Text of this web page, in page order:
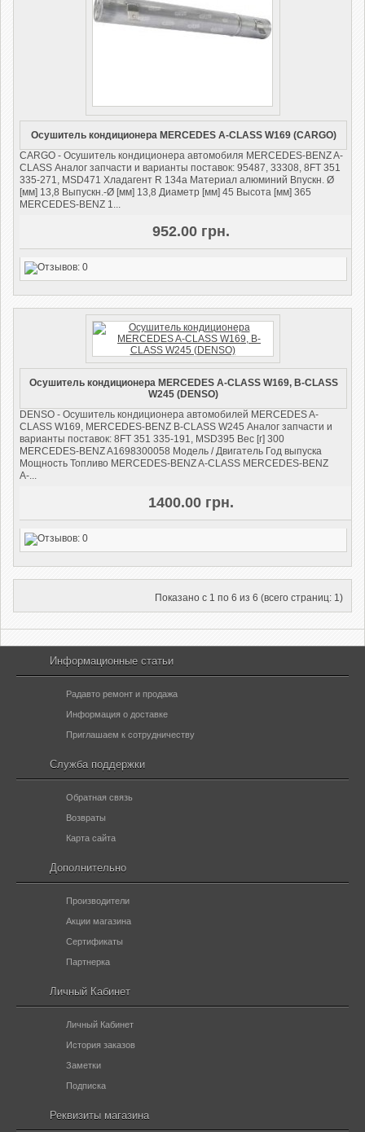
Осушитель кондиционера MERCEDES A-CLASS W169 (CARGO)
CARGO - Осушитель кондиционера автомобиля MERCEDES-BENZ A-
CLASS Аналог запчасти и варианты поставок: 95487, 33308, 8FT 351
335-271, MSD471 Хладагент R 134a Материал алюминий Впускн. Ø
[мм] 13,8 Выпускн.-Ø [мм] 13,8 Диаметр [мм] 45 Высота [мм] 365
MERCEDES-BENZ 1...
952.00 грн.
Осушитель кондиционера MERCEDES A-CLASS W169, B-CLASS
W245 (DENSO)
DENSO - Осушитель кондиционера автомобилей MERCEDES A-
CLASS W169, MERCEDES-BENZ B-CLASS W245 Аналог запчасти и
варианты поставок: 8FT 351 335-191, MSD395 Вес [г] 300
MERCEDES-BENZ A1698300058 Модель / Двигатель Год выпуска
Мощность Топливо MERCEDES-BENZ A-CLASS MERCEDES-BENZ
A-...
1400.00 грн.
Показано с 1 по 6 из 6 (всего страниц: 1)
Информационные статьи
Радавто ремонт и продажа
Информация о доставке
Приглашаем к сотрудничеству
Служба поддержки
Обратная связь
Возвраты
Карта сайта
Дополнительно
Производители
Акции магазина
Сертификаты
Партнерка
Личный Кабинет
Личный Кабинет
История заказов
Заметки
Подписка
Реквизиты магазина